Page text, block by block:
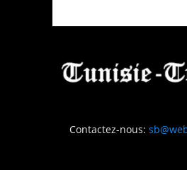
Contactez-nous: